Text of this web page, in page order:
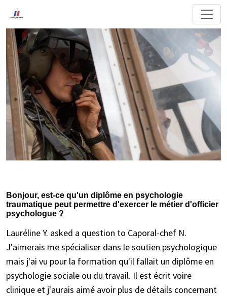
Bonjour, est-ce qu'un diplôme en psychologie
traumatique peut permettre d'exercer le métier d'officier
psychologue ?
Lauréline Y. asked a question to Caporal-chef N.
J'aimerais me spécialiser dans le soutien psychologique
mais j'ai vu pour la formation qu'il fallait un diplôme en
psychologie sociale ou du travail. Il est écrit voire
clinique et j'aurais aimé avoir plus de détails concernant